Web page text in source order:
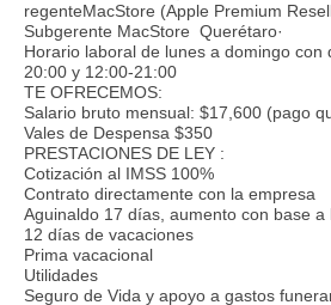
regenteMacStore (Apple Premium
Subgerente MacStore Querétaro·
Horario laboral de lunes a domingo
20:00 y 12:00-21:00
TE OFRECEMOS:
Salario bruto mensual: $17,600 (pago
Vales de Despensa $350
PRESTACIONES DE LEY :
Cotización al IMSS 100%
Contrato directamente con la empresa
Aguinaldo 17 días, aumento con base a
12 días de vacaciones
Prima vacacional
Utilidades
Seguro de Vida y apoyo a gastos